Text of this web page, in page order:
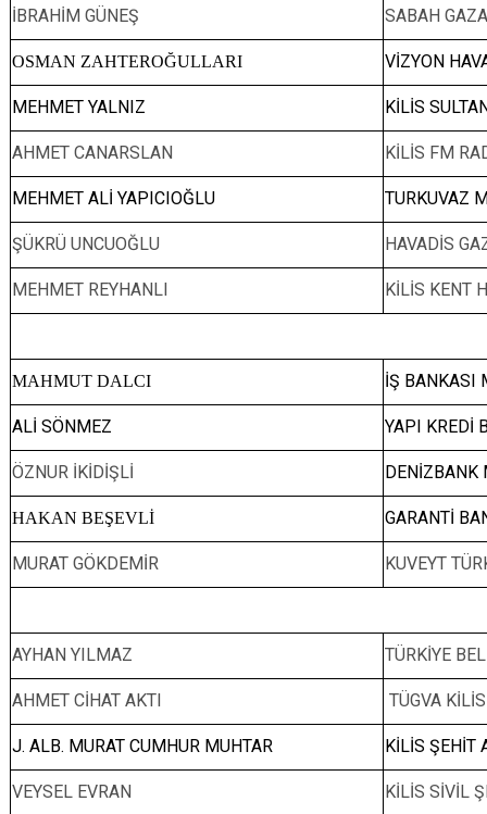
İBRAHİM GÜNEŞ SABAH
OSMAN ZAHTEROĞULLARI VİZYON
MEHMET YALNIZ KİLİS
AHMET CANARSLAN KİLİS FM
MEHMET ALİ YAPICIOĞLU TURKUVAZ
ŞÜKRÜ UNCUOĞLU HAVADİS
MEHMET REYHANLI KİLİS KENT
MAHMUT DALCI İŞ BANKASI
ALİ SÖNMEZ YAPI KREDİ
ÖZNUR İKİDİŞLİ DENİZBANK
HAKAN BEŞEVLİ GARANTİ
MURAT GÖKDEMİR KUVEYT
AYHAN YILMAZ TÜRKİYE
AHMET CİHAT AKTI TÜGVA
J. ALB. MURAT CUMHUR MUHTAR KİLİS ŞEHİT
VEYSEL EVRAN KİLİS SİVİL